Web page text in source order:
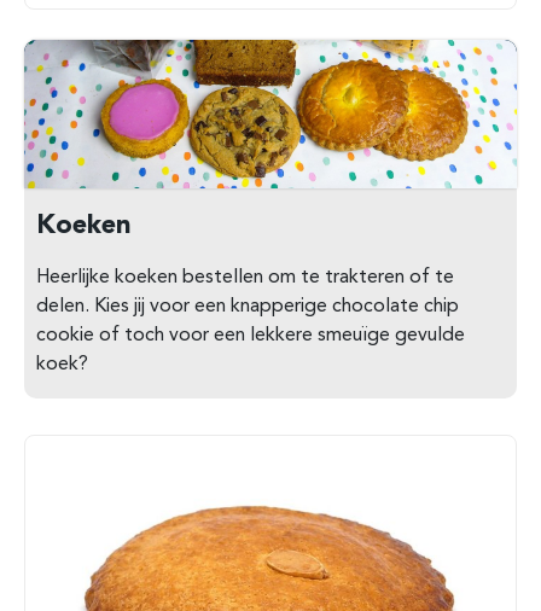
Koeken
Heerlijke koeken bestellen om te trakteren of te
delen. Kies jij voor een knapperige chocolate chip
cookie of toch voor een lekkere smeuïge gevulde
koek?